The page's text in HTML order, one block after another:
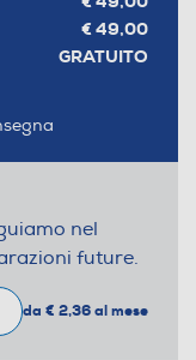
€ 49,00
GRATUITO
nel
future.
da € 2,36 al mese